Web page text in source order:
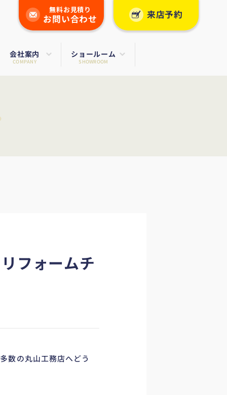
無料お見積り
お問い合わせ 来店予約
会社案内
COMPANY
ショールーム
SHOWROOM
フォームチ
数の丸山工務店へどう